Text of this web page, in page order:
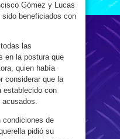
Gómez y Lucas
beneficiados con
las
en la postura que
quien había
considerar que la
establecido con
condiciones de
pidió su